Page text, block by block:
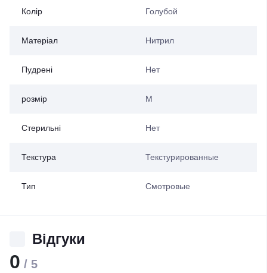
Колір Голубой
Матеріал Нитрил
Пудрені Нет
розмір M
Стерильні Нет
Текстура Текстурированные
Тип Смотровые
Відгуки
0 / 5